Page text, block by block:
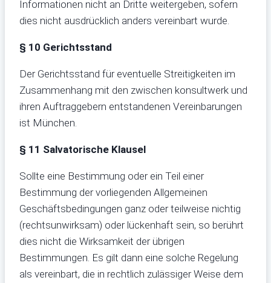
Informationen nicht an Dritte weitergeben, sofern
dies nicht ausdrücklich anders vereinbart wurde.
§ 10 Gerichtsstand
Der Gerichtsstand für eventuelle Streitigkeiten im
Zusammenhang mit den zwischen konsultwerk und
ihren Auftraggebern entstandenen Vereinbarungen
ist München.
§ 11 Salvatorische Klausel
Sollte eine Bestimmung oder ein Teil einer
Bestimmung der vorliegenden Allgemeinen
Geschäftsbedingungen ganz oder teilweise nichtig
(rechtsunwirksam) oder lückenhaft sein, so berührt
dies nicht die Wirksamkeit der übrigen
Bestimmungen. Es gilt dann eine solche Regelung
als vereinbart, die in rechtlich zulässiger Weise dem